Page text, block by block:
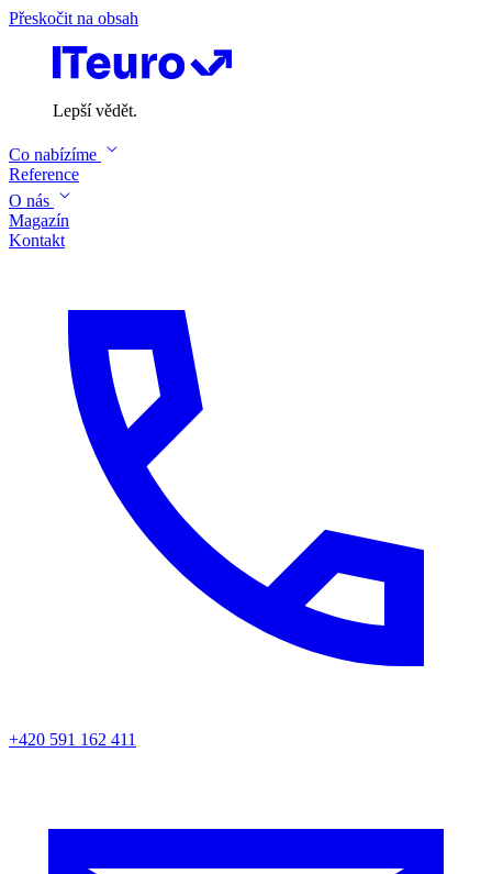
Přeskočit na obsah
Lepší vědět.
Co nabízíme
Reference
O nás
Magazín
Kontakt
+420 591 162 411